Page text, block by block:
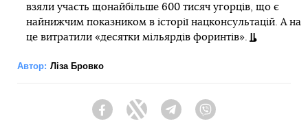
взяли участь щонайбільше 600 тисяч угорців, що є
найнижчим показником в історії нацконсультацій. А на
це витратили «десятки мільярдів форинтів».
Автор: Ліза Бровко
FacebookTwitter Telegram